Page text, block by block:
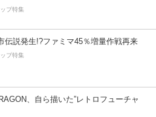
プ特集
伝説発生!?ファミマ45％増量作戦再来
プ特集
、自ら描いた”レトロフューチャ